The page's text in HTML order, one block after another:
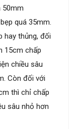
50mm
quá 35mm.
hay thủng, đối
15cm chấp
chiều sâu
Còn đối với
thì chỉ chấp
sâu nhỏ hơn